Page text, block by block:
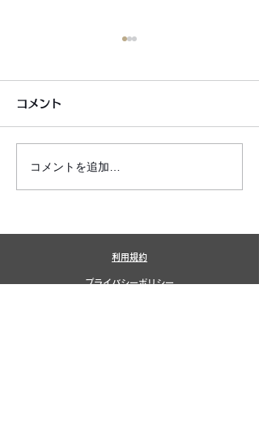
銀シャリ日記＆博粒館 更
コメント
コメントを追加…
利用規約
プライバシーポリシー